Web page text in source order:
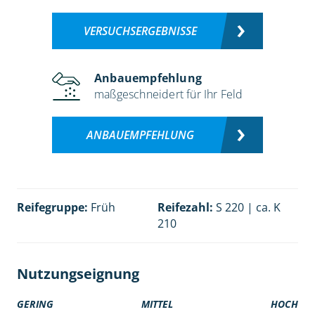
VERSUCHSERGEBNISSE
Anbauempfehlung
maßgeschneidert für Ihr Feld
ANBAUEMPFEHLUNG
Reifegruppe: Früh Reifezahl: S 220 | ca. K
210
Nutzungseignung
GERING MITTEL HOCH